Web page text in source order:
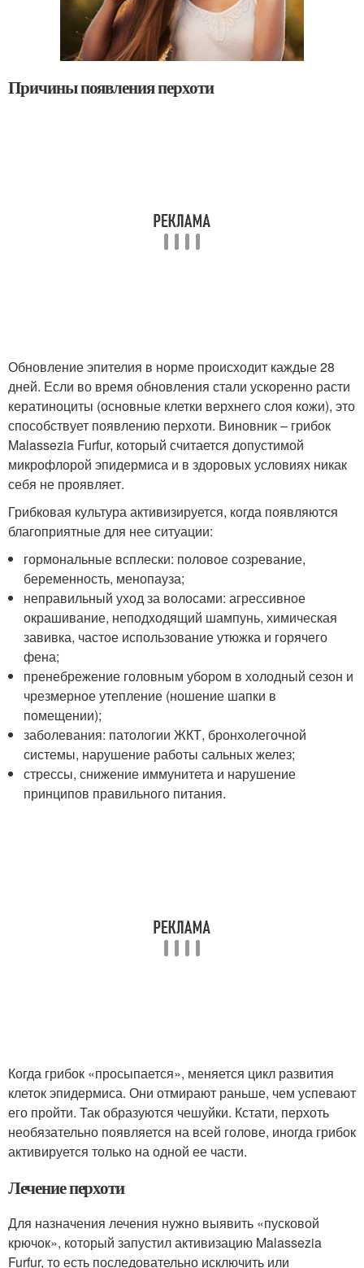
Причины появления перхоти
Обновление эпителия в норме происходит каждые 28
дней. Если во время обновления стали ускоренно расти
кератиноциты (основные клетки верхнего слоя кожи), это
способствует появлению перхоти. Виновник – грибок
Malassezia Furfur, который считается допустимой
микрофлорой эпидермиса и в здоровых условиях никак
себя не проявляет.
Грибковая культура активизируется, когда появляются
благоприятные для нее ситуации:
гормональные всплески: половое созревание,
беременность, менопауза;
неправильный уход за волосами: агрессивное
окрашивание, неподходящий шампунь, химическая
завивка, частое использование утюжка и горячего
фена;
пренебрежение головным убором в холодный сезон и
чрезмерное утепление (ношение шапки в
помещении);
заболевания: патологии ЖКТ, бронхолегочной
системы, нарушение работы сальных желез;
стрессы, снижение иммунитета и нарушение
принципов правильного питания.
Когда грибок «просыпается», меняется цикл развития
клеток эпидермиса. Они отмирают раньше, чем успевают
его пройти. Так образуются чешуйки. Кстати, перхоть
необязательно появляется на всей голове, иногда грибок
активируется только на одной ее части.
Лечение перхоти
Для назначения лечения нужно выявить «пусковой
крючок», который запустил активизацию Malassezia
Furfur, то есть последовательно исключить или